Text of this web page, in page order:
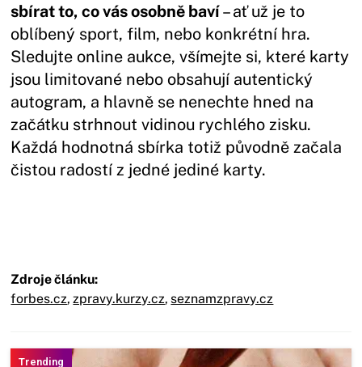
sbírat to, co vás osobně baví– ať už je to
oblíbený sport, film, nebo konkrétní hra.
Sledujte online aukce, všímejte si, které karty
jsou limitované nebo obsahují autentický
autogram, a hlavně se nenechte hned na
začátku strhnout vidinou rychlého zisku.
Každá hodnotná sbírka totiž původně začala
čistou radostí z jedné jediné karty.
Zdroje článku:
forbes.cz, zpravy.kurzy.cz, seznamzpravy.cz